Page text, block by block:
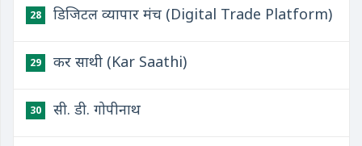
28 डिजिटल व्यापार मंच (Digital Trade Platform)
29 कर साथी (Kar Saathi)
30 सी. डी. गोपीनाथ